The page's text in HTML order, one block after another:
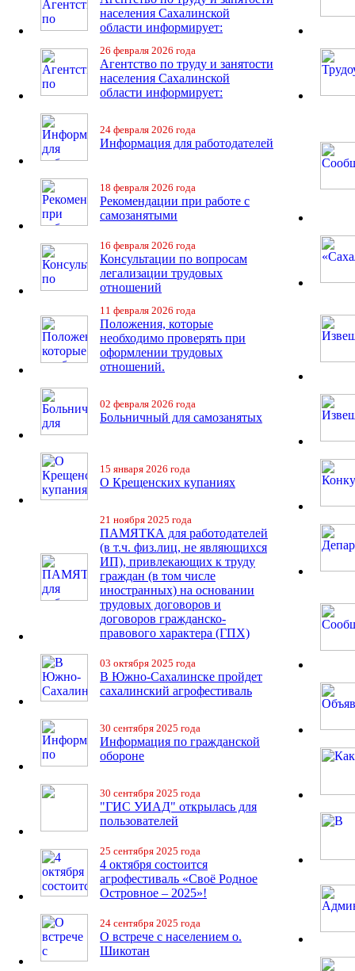
населения Сахалинской
области информирует:
26 февраля 2026 года
Агентство по труду и занятости
населения Сахалинской
области информирует:
24 февраля 2026 года
Информация для работодателей
18 февраля 2026 года
Рекомендации при работе с
самозанятыми
16 февраля 2026 года
Консультации по вопросам
легализации трудовых
отношений
11 февраля 2026 года
Положения, которые
необходимо проверять при
оформлении трудовых
отношений.
02 февраля 2026 года
Больничный для самозанятых
15 января 2026 года
О Крещенских купаниях
21 ноября 2025 года
ПАМЯТКА для работодателей
(в т.ч. физ.лиц, не являющихся
ИП), привлекающих к труду
граждан (в том числе
иностранных) на основании
трудовых договоров и
договоров гражданско-
правового характера (ГПХ)
03 октября 2025 года
В Южно-Сахалинске пройдет
сахалинский агрофестиваль
30 сентября 2025 года
Информация по гражданской
обороне
30 сентября 2025 года
"ГИС УИАД" открылась для
пользователей
25 сентября 2025 года
4 октября состоится
агрофестиваль «Своё Родное
Островное – 2025»!
24 сентября 2025 года
О встрече с населением о.
Шикотан